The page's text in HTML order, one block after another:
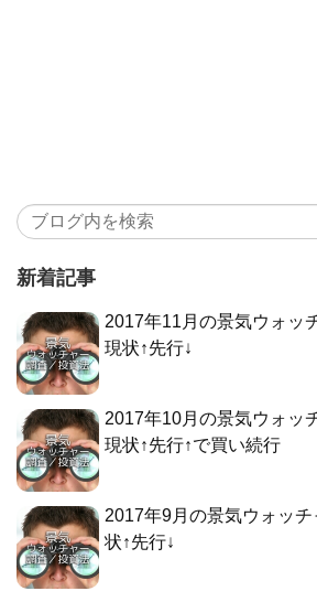
新着記事
2017年11月の景気ウォッ
現状↑先行↓
2017年10月の景気ウォッ
現状↑先行↑で買い続行
2017年9月の景気ウォッ
状↑先行↓